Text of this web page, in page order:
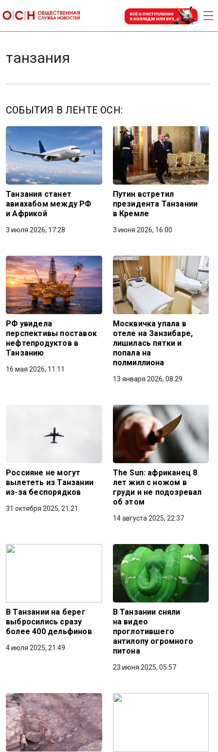
танзания
СОБЫТИЯ В ЛЕНТЕ ОСН:
Танзания станет
авиахабом между РФ
и Африкой
3 июля 2026, 17:28
Путин встретил
президента Танзании
в Кремле
3 июня 2026, 16:00
РФ увидела
перспективы поставок
нефтепродуктов в
Танзанию
16 мая 2026, 11:11
Москвичка упала в
отеле на Занзибаре,
лишилась пятки и
попала на
полмиллиона
13 января 2026, 08:29
Россияне не могут
вылететь из Танзании
из-за беспорядков
31 октября 2025, 21:21
The Sun: африканец 8
лет жил с ножом в
груди и не подозревал
об этом
14 августа 2025, 22:37
В Танзании на берег
выбросились сразу
более 400 дельфинов
4 июля 2025, 21:49
В Танзании сняли
на видео
проглотившего
антилопу огромного
питона
23 июня 2025, 05:57